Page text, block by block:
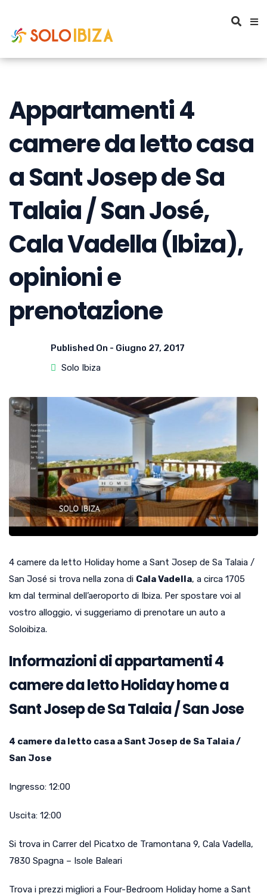
Appartamenti 4
camere da letto casa
a Sant Josep de Sa
Talaia / San José,
Cala Vadella (Ibiza),
opinioni e
prenotazione
Published On - Giugno 27, 2017
Solo Ibiza
4 camere da letto Holiday home a Sant Josep de Sa Talaia /
San José si trova nella zona di Cala Vadella, a circa 1705
km dal terminal dell’aeroporto di Ibiza. Per spostare voi al
vostro alloggio, vi suggeriamo di prenotare un auto a
Soloibiza.
Informazioni di appartamenti 4
camere da letto Holiday home a
Sant Josep de Sa Talaia / San Jose
4 camere da letto casa a Sant Josep de Sa Talaia /
San Jose
Ingresso: 12:00
Uscita: 12:00
Si trova in Carrer del Picatxo de Tramontana 9, Cala Vadella,
7830 Spagna – Isole Baleari
Trova i prezzi migliori a Four-Bedroom Holiday home a Sant